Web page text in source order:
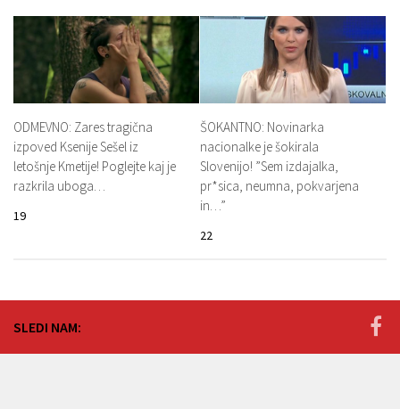
ODMEVNO: Zares tragična
izpoved Ksenije Sešel iz
letošnje Kmetije! Poglejte kaj je
razkrila uboga…
19
ŠOKANTNO: Novinarka
nacionalke je šokirala
Slovenijo! ”Sem izdajalka,
pr*sica, neumna, pokvarjena
in…”
22
SLEDI NAM: